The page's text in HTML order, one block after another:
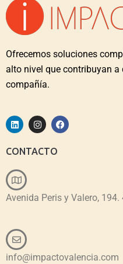
Ofrecemos soluciones
alto nivel que contribuyan a
compañía.
CONTACTO
Avenida Peris y Valero,
info@impactovalencia.com